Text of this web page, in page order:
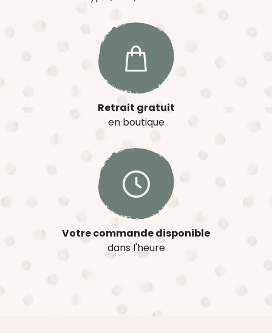
Retrait gratuit
en boutique
Votre commande disponible
dans l'heure